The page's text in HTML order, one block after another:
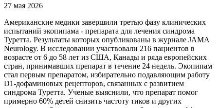
27 мая 2026
Американские медики завершили третью фазу клинических
испытаний экопипама - препарата для лечения синдрома
Туретта. Результаты которых опубликованы в журнале JAMA
Neurology. В исследовании участвовали 216 пациентов в
возрасте от 6 до 58 лет из США, Канады и ряда европейских
стран, принимавших препарат в течение 24 недель. Экопипам
стал первым препаратом, избирательно подавляющим работу
D1-дофаминовых рецепторов, связанных с развитием
синдрома Туретта. Ученые выяснили, что препарат помог
примерно 60% детей снизить частоту тиков и других